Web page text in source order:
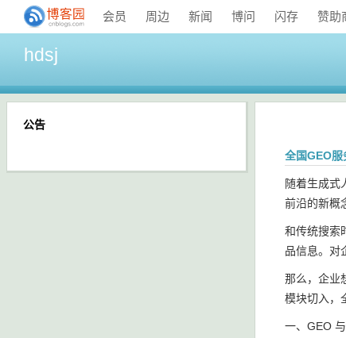
会员 周边 新闻 博问 闪存 赞助
hdsj
全国GEO
随着生成式
前沿的新概
和传统搜索
品信息。对
那么，企业
模块切入，
一、GEO
公告